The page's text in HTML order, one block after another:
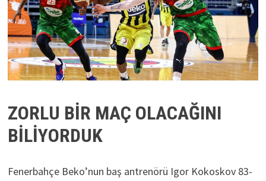
ZORLU BİR MAÇ OLACAĞINI
BİLİYORDUK
Fenerbahçe Beko’nun baş antrenörü Igor Kokoskov 83-